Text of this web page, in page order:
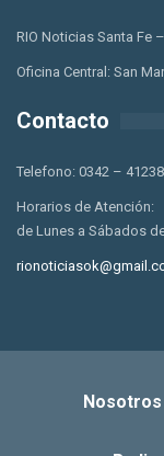
RIO Noticias Santa Fe
Oficina Central: San
Contacto
Telefono: 0342 –
Horarios de Atención:
de Lunes a Sábados
Nosotros